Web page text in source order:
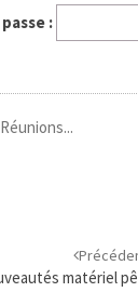
:
matériel